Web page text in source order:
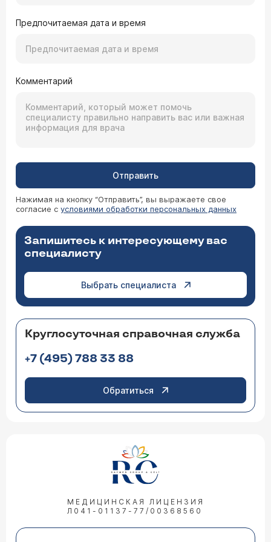
Предпочитаемая дата и время
Комментарий
Отправить
Нажимая на кнопку “Отправить”, вы выражаете свое
согласие с условиями обработки персональных данных
Запишитесь к интересующему вас
специалисту
Выбрать специалиста
Круглосуточная справочная служба
+7 (495) 788 33 88
Обратиться
МЕДИЦИНСКАЯ ЛИЦЕНЗИЯ
Л041-01137-77/00368560